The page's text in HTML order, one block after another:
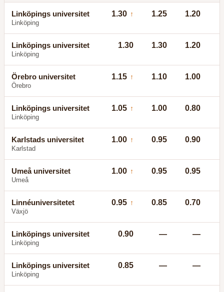
Linköpings universitet
Linköping
1.30 ↑ 1.25 1.20
Linköpings universitet
Linköping
1.30 1.30 1.20
Örebro universitet
Örebro
1.15 ↑ 1.10 1.00
Linköpings universitet
Linköping
1.05 ↑ 1.00 0.80
Karlstads universitet
Karlstad
1.00 ↑ 0.95 0.90
Umeå universitet
Umeå
1.00 ↑ 0.95 0.95
Linnéuniversitetet
Växjö
0.95 ↑ 0.85 0.70
Linköpings universitet
Linköping
0.90 — —
Linköpings universitet
Linköping
0.85 — —